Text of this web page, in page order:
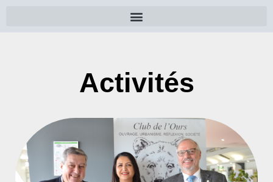
Activités